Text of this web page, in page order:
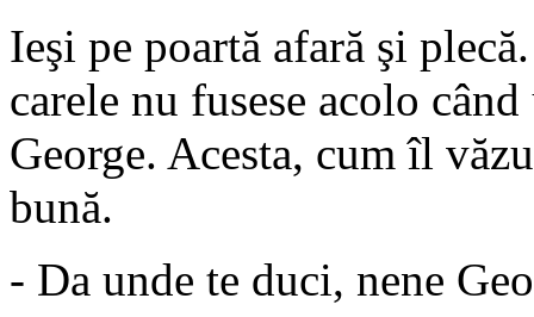
Ieşi pe poartă afară şi
carele nu fusese acolo
George. Acesta, cum îl
bună.
- Da unde te duci, nene